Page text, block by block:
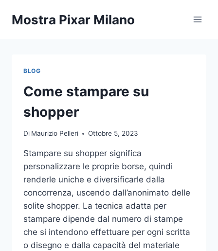
Mostra Pixar Milano
BLOG
Come stampare su
shopper
Di Maurizio Pelleri Ottobre 5, 2023
Stampare su shopper significa
personalizzare le proprie borse, quindi
renderle uniche e diversificarle dalla
concorrenza, uscendo dall’anonimato delle
solite shopper. La tecnica adatta per
stampare dipende dal numero di stampe
che si intendono effettuare per ogni scritta
o disegno e dalla capacità del materiale